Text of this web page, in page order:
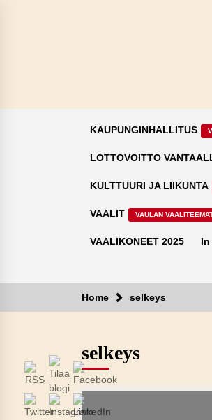
KAUPUNGINHALLITUS
LOTTOVOITTO
KULTTUURI JA LIIKUNTA
VAALIT VAULAN
VAALIKONEET 2025
Home selkeys
selkeys